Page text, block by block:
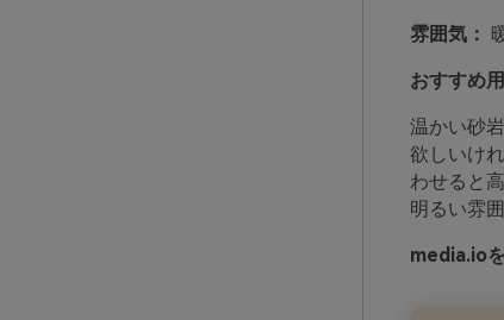
雰囲気：
おすすめ
温かい砂
欲しいけ
わせると
明るい雰
media.io